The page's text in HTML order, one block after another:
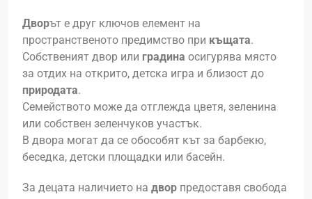
Дворът е друг ключов елемент на
пространственото предимство при къщата.
Собственият двор или градина осигурява място
за отдих на открито, детска игра и близост до
природата.
Семейството може да отглежда цветя, зеленина
или собствен зеленчуков участък.
В двора могат да се обособят кът за барбекю,
беседка, детски площадки или басейн.
За децата наличието на двор предоставя свобода